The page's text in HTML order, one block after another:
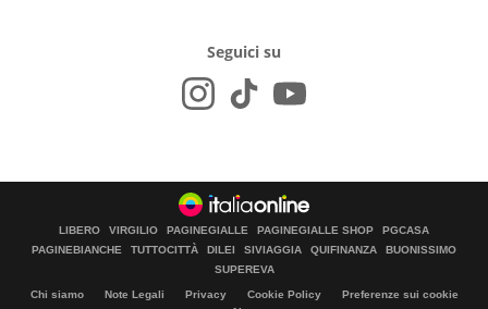
Seguici su
LIBERO VIRGILIO PAGINEGIALLE PAGINEGIALLE SHOP
PGCASA
PAGINEBIANCHE
TUTTOCITTÀ DILEI SIVIAGGIA QUIFINANZA
BUONISSIMO
SUPEREVA
Chi siamo Note Legali Privacy Cookie Policy
Preferenze sui cookie